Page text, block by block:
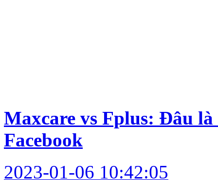
Maxcare vs Fplus: Đâu
Facebook
2023-01-06 10:42:05